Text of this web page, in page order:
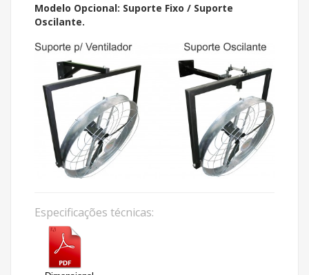
Modelo Opcional: Suporte Fixo / Suporte
Oscilante.
Especificações técnicas: